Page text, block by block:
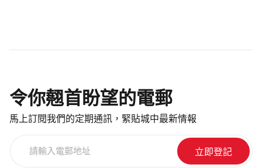
令你翹首盼望的電郵
馬上訂閱我們的定期通訊，緊貼城中最新情報